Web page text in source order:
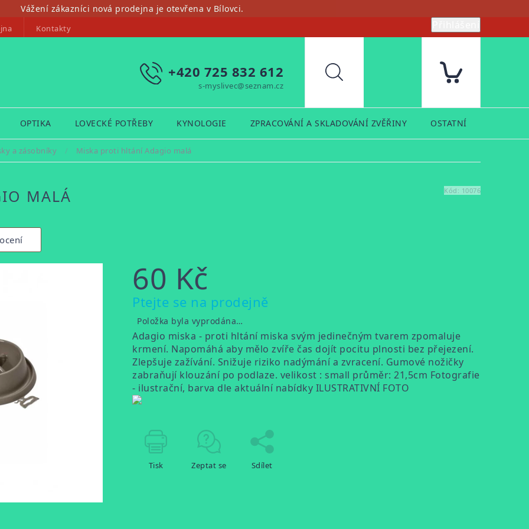
Vážení zákazníci nová prodejna je otevřena v Bílovci.
Kontakty
+420 725 832 612
s-myslivec@seznam.cz
Hledat
OPTIKA LOVECKÉ POTŘEBY KYNOLOGIE ZPRACOVÁNÍ A SKLADOVÁNÍ ZVĚŘINY OSTATNÍ
a zásobníky / Miska proti hltání Adagio malá
MALÁ Kód: 10076
60 Kč
Měrná
cena:
Ptejte se na prodejně
Položka byla vyprodána…
Adagio miska - proti hltání miska svým jedinečným tvarem zpomaluje
krmení. Napomáhá aby mělo zvíře čas dojít pocitu plnosti bez přejezení.
Zlepšuje zažívání. Snižuje riziko nadýmání a zvracení. Gumové nožičky
zabraňují klouzání po podlaze. velikost : small průměr: 21,5cm Fotografie
- ilustrační, barva dle aktuální nabídky ILUSTRATIVNÍ FOTO
Tisk Zeptat se Sdílet